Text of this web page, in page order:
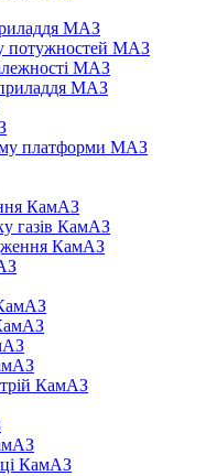
МАЗ
потужностей МАЗ
МАЗ
приладдя МАЗ
платформи МАЗ
КамАЗ
газів КамАЗ
КамАЗ
КамАЗ
КамАЗ